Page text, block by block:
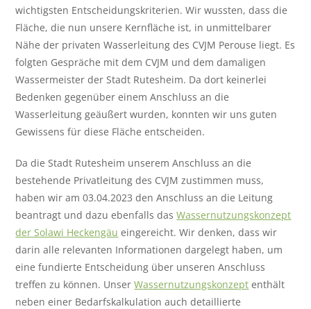
wichtigsten Entscheidungskriterien. Wir wussten, dass die
Fläche, die nun unsere Kernfläche ist, in unmittelbarer
Nähe der privaten Wasserleitung des CVJM Perouse liegt. Es
folgten Gespräche mit dem CVJM und dem damaligen
Wassermeister der Stadt Rutesheim. Da dort keinerlei
Bedenken gegenüber einem Anschluss an die
Wasserleitung geäußert wurden, konnten wir uns guten
Gewissens für diese Fläche entscheiden.
Da die Stadt Rutesheim unserem Anschluss an die
bestehende Privatleitung des CVJM zustimmen muss,
haben wir am 03.04.2023 den Anschluss an die Leitung
beantragt und dazu ebenfalls dasWassernutzungskonzept
der Solawi Heckengäu eingereicht. Wir denken, dass wir
darin alle relevanten Informationen dargelegt haben, um
eine fundierte Entscheidung über unseren Anschluss
treffen zu können. UnserWassernutzungskonzept enthält
neben einer Bedarfskalkulation auch detaillierte